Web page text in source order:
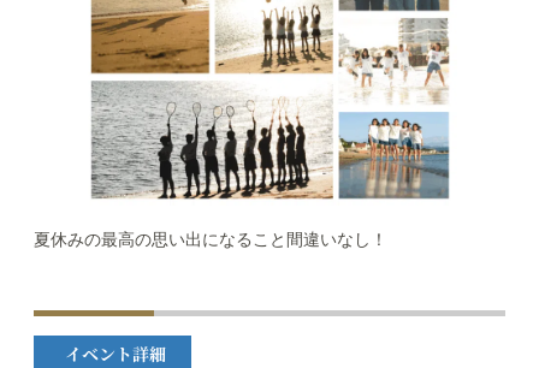
夏休みの最高の思い出になること間違いなし！
イベント詳細